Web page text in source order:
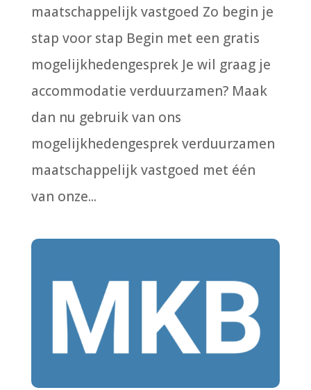
maatschappelijk vastgoed Zo begin je
stap voor stap Begin met een gratis
mogelijkhedengesprek Je wil graag je
accommodatie verduurzamen? Maak
dan nu gebruik van ons
mogelijkhedengesprek verduurzamen
maatschappelijk vastgoed met één
van onze...